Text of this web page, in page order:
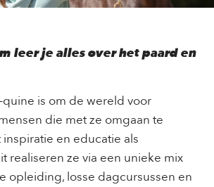
leer je alles over het paard en
quine is om de wereld voor
die met ze omgaan te
en educatie als
realiseren ze via een unieke mix
opleiding, losse dagcursussen en